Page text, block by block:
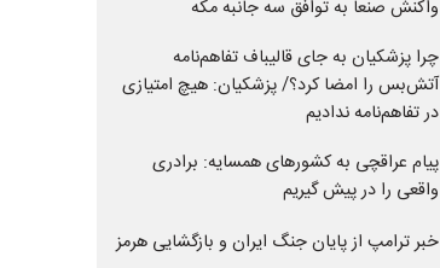
واکنش صنعا به توافق سه جانبه مکه
چرا پزشکیان به جای قالیباف تفاهم‌نامه
آتش‌بس را امضا کرد؟/ پزشکیان: هیچ امتیازی
در تفاهم‌نامه ندادیم
پیام عراقچی به کشورهای همسایه: برادری
واقعی را در پیش گیریم
خبر ترامپ از پایان جنگ ایران و بازگشایی هرمز